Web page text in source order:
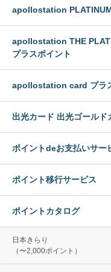
apollostation
apollostation THE
プラスポイント
apollostation card プラ
出光カード 出光ゴールド
ポイントdeお支払いサー
ポイント移行サービス
ポイントカタログ
日本きらり
（〜2,000ポイント）